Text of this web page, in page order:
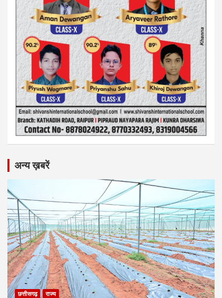
अन्य ख़बरें
छत्तीसगढ़ राज्य